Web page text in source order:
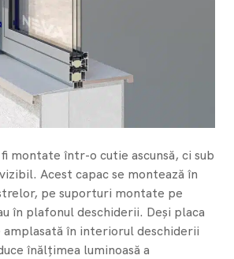
montate într-o cutie ascunsă, ci sub
Acest capac se montează în
pe suporturi montate pe
în plafonul deschiderii. Deși placa
în interiorul deschiderii
înălțimea luminoasă a